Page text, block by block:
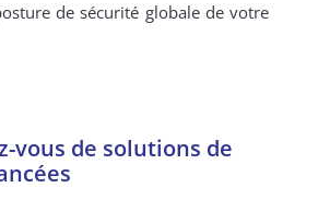
de sécurité globale de votre
vous de solutions de